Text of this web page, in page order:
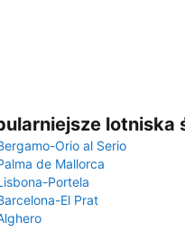
lotniska
Orio al Serio
de Mallorca
Portela
El Prat